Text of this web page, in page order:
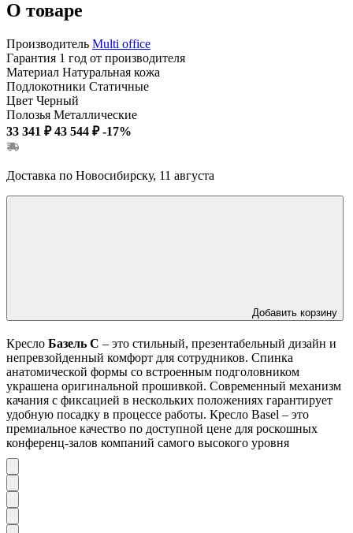
О товаре
Производитель Multi office
Гарантия 1 год от производителя
Материал Натуральная кожа
Подлокотники Статичные
Цвет Черный
Полозья Металлические
33 341 ₽ 43 544 ₽ -17%
Доставка по Новосибирску, 11 августа
Добавить корзину
Кресло Базель С – это стильный, презентабельный дизайн и
непревзойденный комфорт для сотрудников. Спинка
анатомической формы со встроенным подголовником
украшена оригинальной прошивкой. Современный механизм
качания с фиксацией в нескольких положениях гарантирует
удобную посадку в процессе работы. Кресло Basel – это
премиальное качество по доступной цене для роскошных
конференц-залов компаний самого высокого уровня